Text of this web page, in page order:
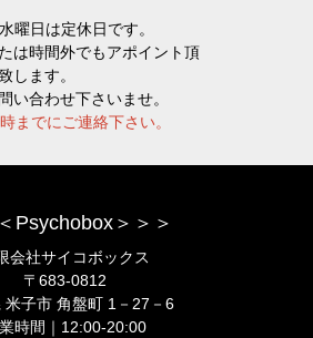
曜日は定休日です。
は時間外でもアポイント頂
します。
い合わせ下さいませ。
までにご連絡下さい。
Psychobox＞＞＞
会社サイコボックス
〒683-0812
米子市 角盤町 1－27－6
時間｜12:00-20:00